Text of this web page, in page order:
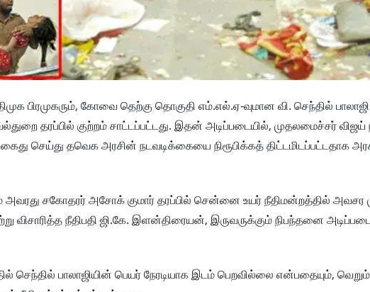
பிரமுகரும், கோவை தெற்கு தொகுதி எம்.எல்.ஏ-வுமான வி. செந்தில்
தரப்பில் குற்றம் சாட்டப்பட்டது. இதன் அடிப்படையில், முதலமைச்சர் விஜய்
செய்து தவெக அரசின் நடவடிக்கையை நிரூபிக்கத் திட்டமிடப்பட்டதாக
அவரது சகோதரர் அசோக் குமார் தரப்பில் சென்னை உயர் நீதிமன்றத்தில்
விசாரித்த நீதிபதி ஜி.கே. இளன்திரையன், இருவருக்கும் நிபந்தனை
பாலாஜியின் பெயர் நேரடியாக இடம் பெறவில்லை என்பதையும்,